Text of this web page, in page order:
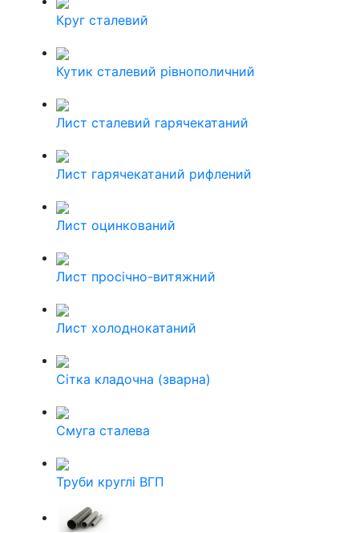
Круг сталевий
Кутик сталевий рівнополичний
Лист сталевий гарячекатаний
Лист гарячекатаний рифлений
Лист оцинкований
Лист просічно-витяжний
Лист холоднокатаний
Сітка кладочна (зварна)
Смуга сталева
Труби круглі ВГП